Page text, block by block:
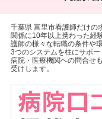
千葉県 富里市看護師だけの
関係に10年以上携わった経
護師の様々な転職の条件や
3つのシステムを柱にサポ
病院・医療機関への問合せ
受けします。